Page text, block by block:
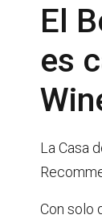
El
es
La Casa
Con solo